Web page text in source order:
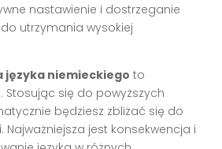
nastawienie i dostrzeganie
utrzymania wysokiej
języka niemieckiego to
Stosując się do powyższych
będziesz zbliżać się do
Najważniejsza jest konsekwencja i